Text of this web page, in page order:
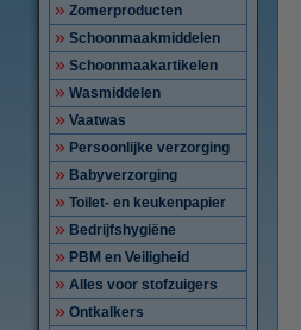
Zomerproducten
Schoonmaakmiddelen
Schoonmaakartikelen
Wasmiddelen
Vaatwas
Persoonlijke verzorging
Babyverzorging
Toilet- en keukenpapier
Bedrijfshygiëne
PBM en Veiligheid
Alles voor stofzuigers
Ontkalkers